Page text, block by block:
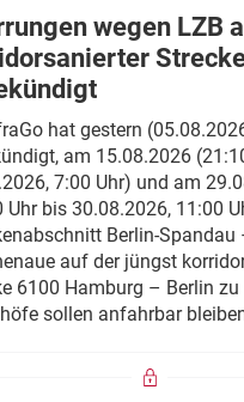
wegen LZB
hat gestern
am 15.08.2026
7:00 Uhr) und am
Uhr bis 30.08.2026, 11:00
Berlin-Spandau
auf der jüngst
6100 Hamburg – Berlin zu
sollen anfahrbar